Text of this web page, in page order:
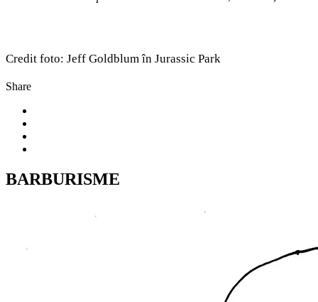
Credit foto: Jeff Goldblum în Jurassic Park
Share
BARBURISME